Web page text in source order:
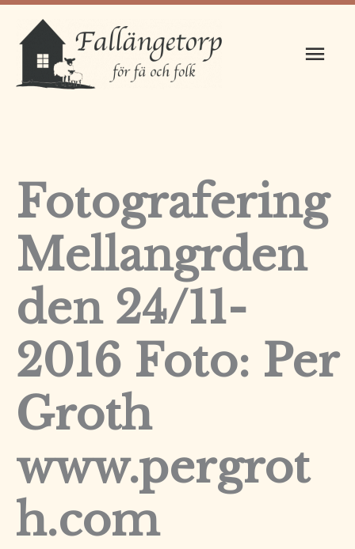
Hoppa
innehåll
Fotografering
Mellangrden
den 24/11-
2016 Foto: Per
Groth
www.pergrot
h.com